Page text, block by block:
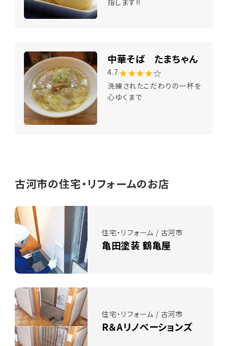
中華そば たまちゃん
4.7 ★★★★☆
洗練されたこだわりの一杯を
心ゆくまで
古河市の住宅・リフォームのお店
住宅・リフォーム / 古河市
亀田塗装 鶴亀屋
住宅・リフォーム / 古河市
R＆Aリノベーションズ